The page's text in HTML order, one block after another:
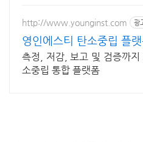
http://www.younginst.com 광
영인에스티 탄소중립 플
측정, 저감, 보고 및 검증까
소중립 통합 플랫폼